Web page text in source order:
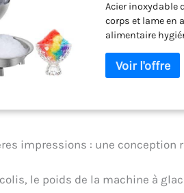
Acier inoxydable
corps et lame en
alimentaire
alimentaire pour
impressions : une conception
le poids de la machine à